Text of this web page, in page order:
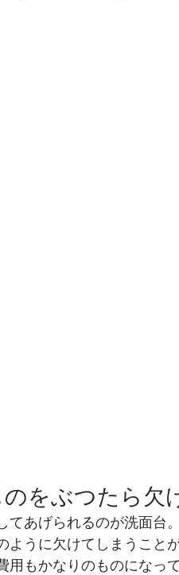
のをぶつたら
てあげられるのが洗面台
ように欠けてしまうこと
用もかなりのものになっ